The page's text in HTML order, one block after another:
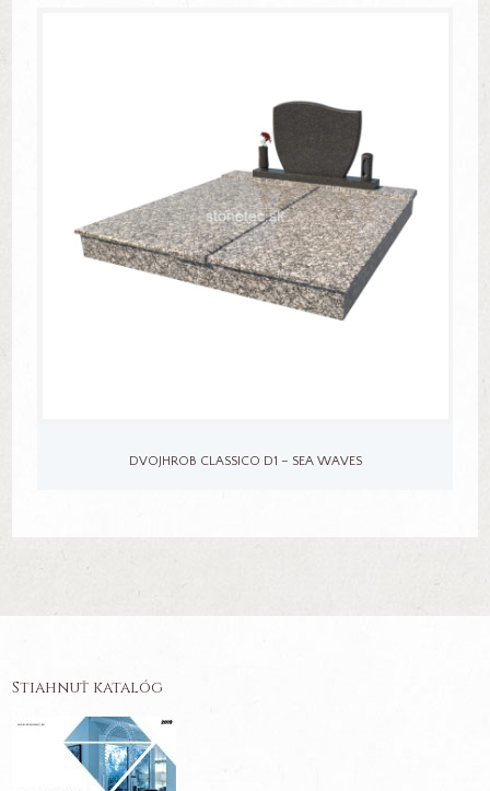
DVOJHROB CLASSICO D1 – SEA WAVES
Stiahnuť katalóg